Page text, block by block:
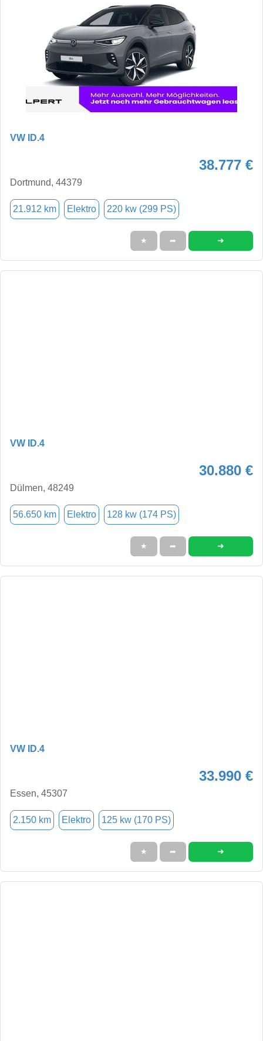
VW ID.4
38.777 €
Dortmund, 44379
21.912 km Elektro 220 kw (299 PS)
★ ➦ ➜
VW ID.4
30.880 €
Dülmen, 48249
56.650 km Elektro 128 kw (174 PS)
★ ➦ ➜
VW ID.4
33.990 €
Essen, 45307
2.150 km Elektro 125 kw (170 PS)
★ ➦ ➜